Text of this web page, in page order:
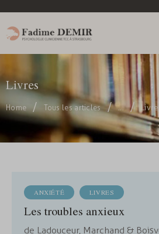
Livres
Home Tous les articles ...
ANXIÉTÉ LIVRES
Les troubles anxieux
de Ladouceur, Marchand &